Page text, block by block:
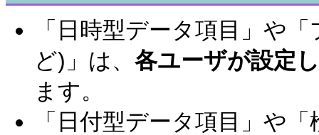
「日時型データ項目」や
ど)」は、 各ユーザが設定
ます。
「日付型データ項目」や